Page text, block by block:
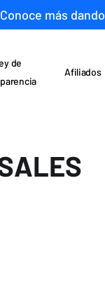
Conoce más dando
de
Afiliados